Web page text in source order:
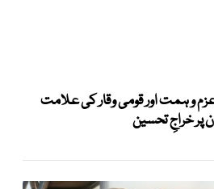
و ہمت اور قومی وقار کی علامت
پر خراجِ تحسین